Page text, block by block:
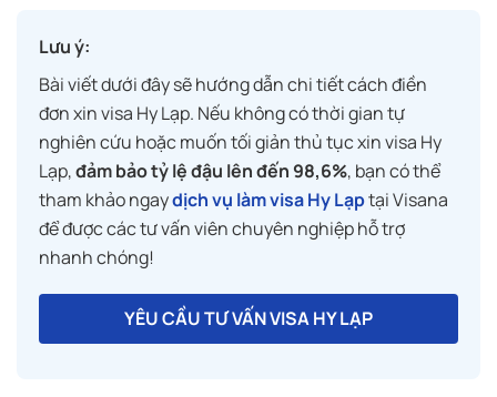
Lưu ý:
Bài viết dưới đây sẽ hướng dẫn chi tiết cách điền
đơn xin visa Hy Lạp. Nếu không có thời gian tự
nghiên cứu hoặc muốn tối giản thủ tục xin visa Hy
Lạp,đảm bảo tỷ lệ đậu lên đến 98,6%, bạn có thể
tham khảo ngaydịch vụ làm visa Hy Lạptại Visana
để được các tư vấn viên chuyên nghiệp hỗ trợ
nhanh chóng!
YÊU CẦU TƯ VẤN VISA HY LẠP